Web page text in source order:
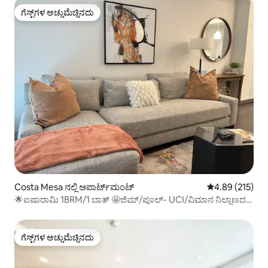
ಗೆಸ್ಟ್‌ಗಳ ಅಚ್ಚುಮೆಚ್ಚಿನದು
ಗೆಸ್ಟ್‌ಗಳ ಅಚ್ಚುಮೆಚ್ಚಿನದು
Costa Mesa ನಲ್ಲಿ ಅಪಾರ್ಟ್‌ಮಂಟ್ 5 ರಲ್ಲಿ 4.89
4.89 (215)
🌟ಐಷಾರಾಮಿ 1BRM/1 ಬಾತ್ 🤩ಜಿಮ್/ಪೂಲ್- UCI/ವಿಮಾನ ನಿಲ್ದಾಣದ
ಗೆಸ್ಟ್‌ಗಳ ಅಚ್ಚುಮೆಚ್ಚಿನದು
ಗೆಸ್ಟ್‌ಗಳ ಅಚ್ಚುಮೆಚ್ಚಿನದು